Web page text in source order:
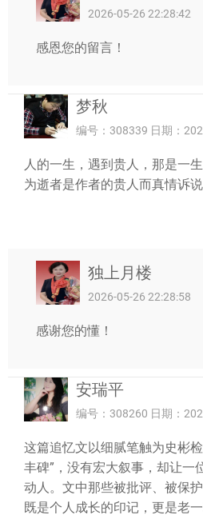
2026-05-26 22:28:42
感恩您的留言！
梦秋
编号：308339 日期：
人的一生，遇到贵人，那是一
为逝者是作者的贵人而真情诉
独上月楼
2026-05-26 22:28:58
感谢您的懂！
安瑞平
编号：308260 日期：
这篇追忆文以细腻笔触为史彬
丰碑”，没有宏大叙事，却让一
动人。文中那些被批评、被保
既是个人成长的印记，更是老